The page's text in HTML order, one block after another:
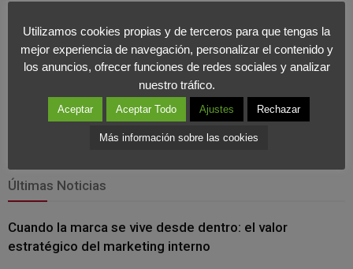
Últimas Noticias
Cuando la marca se vive desde dentro: el valor
estratégico del marketing interno
Utilizamos cookies propias y de terceros para que tengas la
mejor experiencia de navegación, personalizar el contenido y
los anuncios, ofrecer funciones de redes sociales y analizar
nuestro tráfico.
Aceptar Aceptar Todo Ajustes Rechazar
Más información sobre las cookies